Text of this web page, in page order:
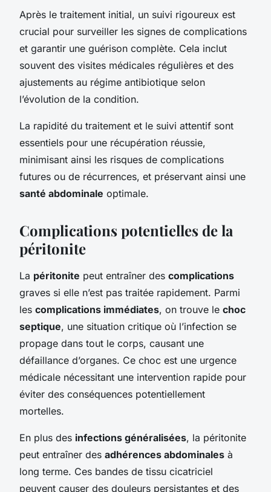
Après le traitement initial, un suivi rigoureux est
crucial pour surveiller les signes de complications
et garantir une guérison complète. Cela inclut
souvent des visites médicales régulières et des
ajustements au régime antibiotique selon
l’évolution de la condition.
La rapidité du traitement et le suivi attentif sont
essentiels pour une récupération réussie,
minimisant ainsi les risques de complications
futures ou de récurrences, et préservant ainsi une
santé abdominale optimale.
Complications potentielles de la
péritonite
La péritonite peut entraîner des complications
graves si elle n’est pas traitée rapidement. Parmi
les complications immédiates, on trouve le choc
septique, une situation critique où l’infection se
propage dans tout le corps, causant une
défaillance d’organes. Ce choc est une urgence
médicale nécessitant une intervention rapide pour
éviter des conséquences potentiellement
mortelles.
En plus des infections généralisées, la péritonite
peut entraîner des adhérences abdominales à
long terme. Ces bandes de tissu cicatriciel
peuvent causer des douleurs persistantes et des